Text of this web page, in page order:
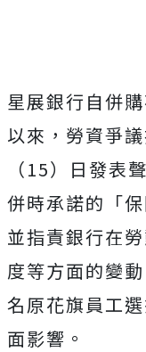
星展銀行自併
以來，勞資爭
（15）日發表
併時承諾的「
並指責銀行在
度等方面的變
名原花旗員工
面影響。